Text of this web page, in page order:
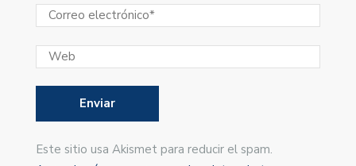
Este sitio usa Akismet para reducir el spam.